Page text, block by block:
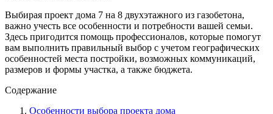
Выбирая проект дома 7 на 8 двухэтажного из газобетона,
важно учесть все особенности и потребности вашей семьи.
Здесь пригодится помощь профессионалов, которые помогут
вам выполнить правильный выбор с учетом географических
особенностей места постройки, возможных коммуникаций,
размеров и формы участка, а также бюджета.
Содержание
Особенности выбора проекта дома